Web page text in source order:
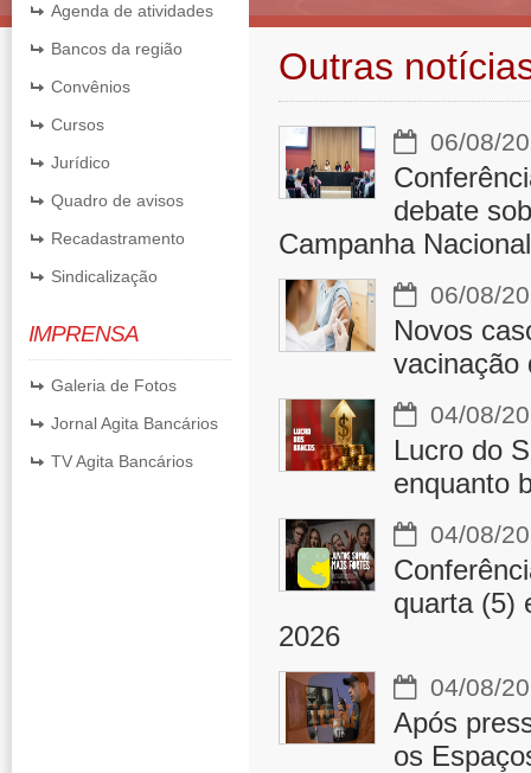
Agenda de atividades
Bancos da região
Convênios
Cursos
Jurídico
Quadro de avisos
Recadastramento
Sindicalização
IMPRENSA
Galeria de Fotos
Jornal Agita Bancários
TV Agita Bancários
Outras
06/08/
debate
Campanha
06/08/
Novos
vacinação
04/08/
Lucro do
enquanto
04/08/
quarta (5)
2026
04/08/
Após
os